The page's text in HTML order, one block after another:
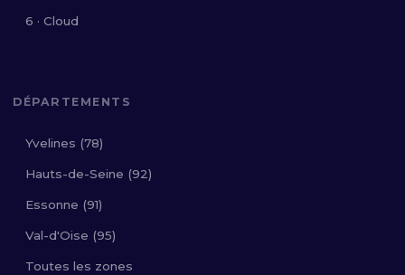
6 · Cloud
DÉPARTEMENTS
Yvelines (78)
Hauts-de-Seine (92)
Essonne (91)
Val-d'Oise (95)
Toutes les zones